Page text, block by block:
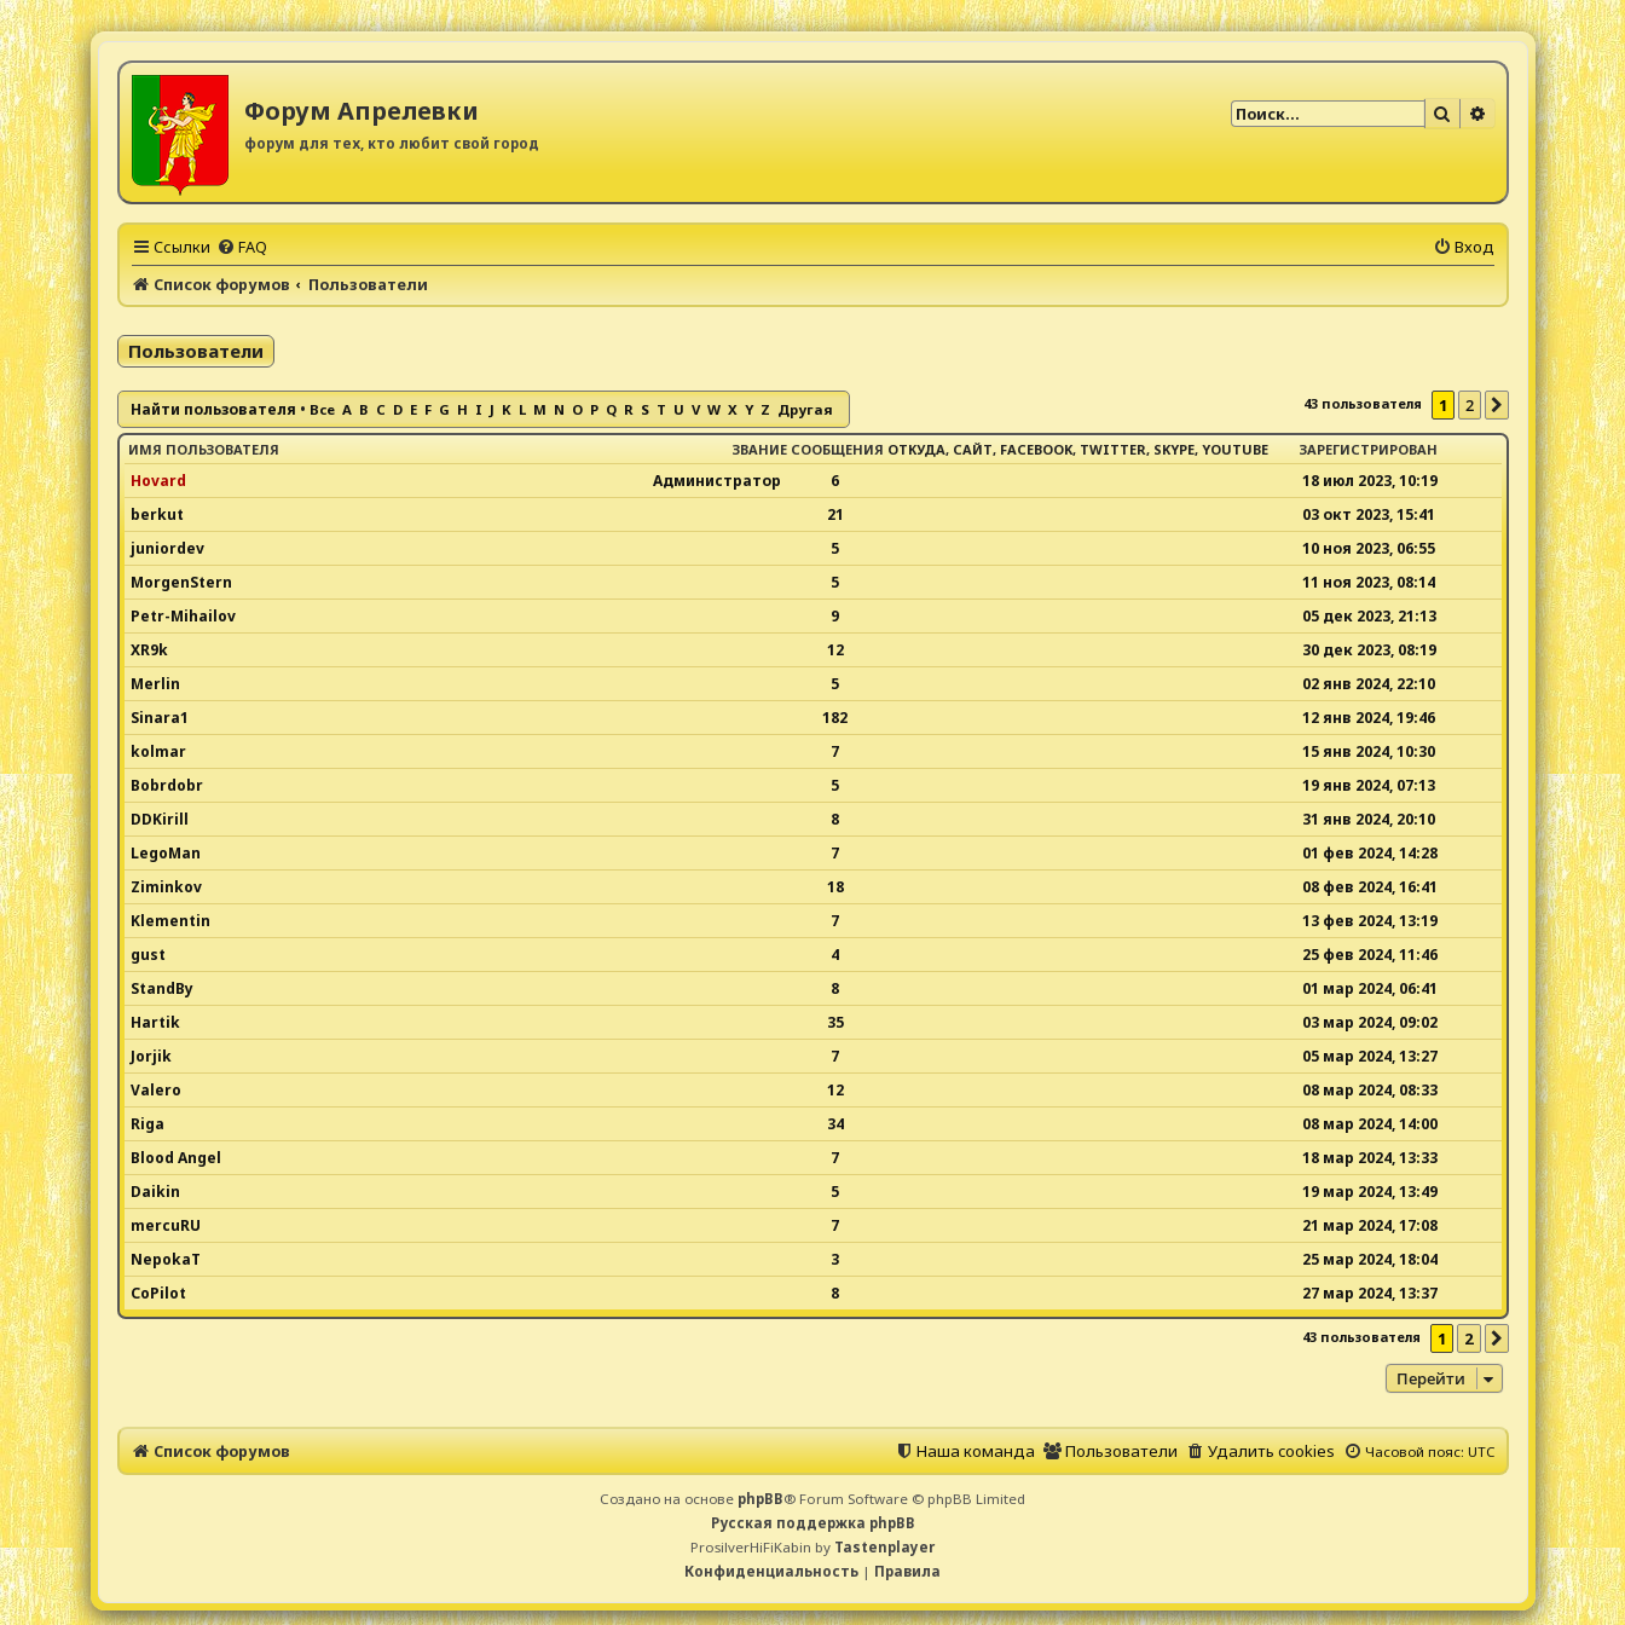
Форум Апрелевки
форум для тех, кто любит свой город
Поиск Расширенный
Ссылки FAQ
Вход
Список форумов
Пользователи
Пользователи
Найти пользователя • Все A B C D E F G H I J K L M N O P Q R S T U V W X Y Z Другая 43 пользователя 1 2 След.
ЗВАНИЕ
ИМЯ ПОЛЬЗОВАТЕЛЯ СООБЩЕНИЯ ОТКУДА, САЙТ, FACEBOOK, TWITTER, SKYPE, YOUTUBE ЗАРЕГИСТРИРОВАН
Администратор
Hovard 6
18 июл 2023, 10:19
berkut
21
03 окт 2023, 15:41
juniordev
5
10 ноя 2023, 06:55
MorgenStern
5
11 ноя 2023, 08:14
Petr-Mihailov
9
05 дек 2023, 21:13
XR9k
12
30 дек 2023, 08:19
Merlin
5
02 янв 2024, 22:10
Sinara1
182
12 янв 2024, 19:46
kolmar
7
15 янв 2024, 10:30
Bobrdobr
5
19 янв 2024, 07:13
DDKirill
8
31 янв 2024, 20:10
LegoMan
7
01 фев 2024, 14:28
Ziminkov
18
08 фев 2024, 16:41
Klementin
7
13 фев 2024, 13:19
gust
4
25 фев 2024, 11:46
StandBy
8
01 мар 2024, 06:41
Hartik
35
03 мар 2024, 09:02
Jorjik
7
05 мар 2024, 13:27
Valero
12
08 мар 2024, 08:33
Riga
34
08 мар 2024, 14:00
Blood Angel
7
18 мар 2024, 13:33
Daikin
5
19 мар 2024, 13:49
mercuRU
7
21 мар 2024, 17:08
NepokaT
3
25 мар 2024, 18:04
CoPilot
8 27 мар 2024, 13:37
43 пользователя 1 2
След.
Перейти
Список форумов Часовой пояс:UTC
Удалить cookies
Пользователи
Наша команда
Создано на основе phpBB® Forum Software © phpBB Limited
Русская поддержка phpBB
ProsilverHiFiKabin by Tastenplayer
Конфиденциальность | Правила